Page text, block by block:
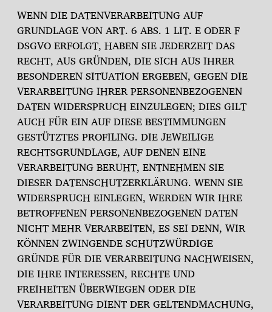
WENN DIE DATENVERARBEITUNG AUF
GRUNDLAGE VON ART. 6 ABS. 1 LIT. E ODER F
DSGVO ERFOLGT, HABEN SIE JEDERZEIT DAS
RECHT, AUS GRÜNDEN, DIE SICH AUS IHRER
BESONDEREN SITUATION ERGEBEN, GEGEN DIE
VERARBEITUNG IHRER PERSONENBEZOGENEN
DATEN WIDERSPRUCH EINZULEGEN; DIES GILT
AUCH FÜR EIN AUF DIESE BESTIMMUNGEN
GESTÜTZTES PROFILING. DIE JEWEILIGE
RECHTSGRUNDLAGE, AUF DENEN EINE
VERARBEITUNG BERUHT, ENTNEHMEN SIE
DIESER DATENSCHUTZERKLÄRUNG. WENN SIE
WIDERSPRUCH EINLEGEN, WERDEN WIR IHRE
BETROFFENEN PERSONENBEZOGENEN DATEN
NICHT MEHR VERARBEITEN, ES SEI DENN, WIR
KÖNNEN ZWINGENDE SCHUTZWÜRDIGE
GRÜNDE FÜR DIE VERARBEITUNG NACHWEISEN,
DIE IHRE INTERESSEN, RECHTE UND
FREIHEITEN ÜBERWIEGEN ODER DIE
VERARBEITUNG DIENT DER GELTENDMACHUNG,